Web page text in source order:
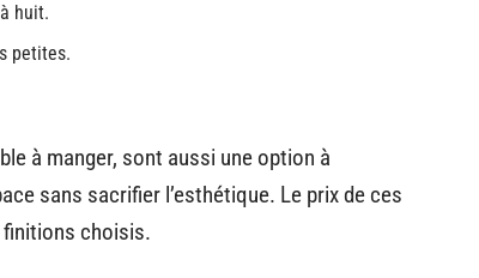
huit.
petites.
à manger, sont aussi une option à
sans sacrifier l’esthétique. Le prix de ces
finitions choisis.